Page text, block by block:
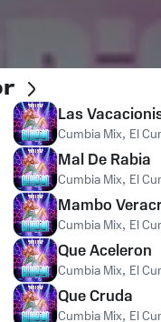
Las
Cumbia Mix, El
Mal De Rabia
Cumbia Mix, El
Mambo
Cumbia Mix, El
Que Aceleron
Cumbia Mix, El
Que Cruda
Cumbia Mix, El